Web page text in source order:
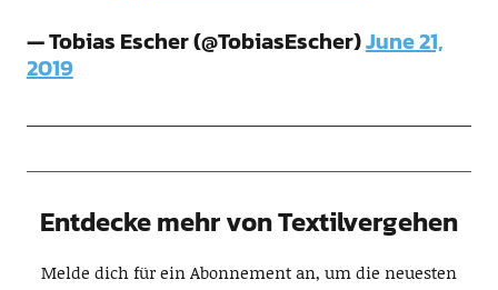
— Tobias Escher (@TobiasEscher)June 21,
2019
Entdecke mehr von Textilvergehen
Melde dich für ein Abonnement an, um die neuesten